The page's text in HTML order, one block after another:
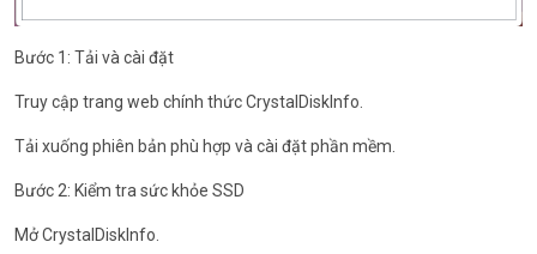
Bước 1: Tải và cài đặt
Truy cập trang web chính thức CrystalDiskInfo.
Tải xuống phiên bản phù hợp và cài đặt phần mềm.
Bước 2: Kiểm tra sức khỏe SSD
Mở CrystalDiskInfo.